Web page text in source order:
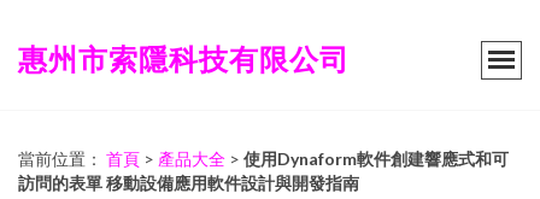
惠州市索隱科技有限公司
當前位置： 首頁 > 產品大全 > 使用Dynaform軟件創建響應式和可
訪問的表單 移動設備應用軟件設計與開發指南